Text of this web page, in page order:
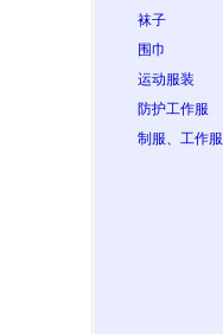
袜子
围巾
运动服装
防护工作服
制服、工作服